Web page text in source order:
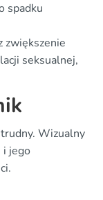
spadku
zwiększenie
seksualnej,
Wizualny
i jego